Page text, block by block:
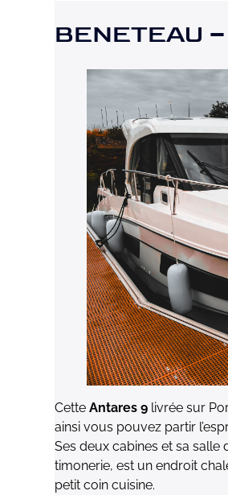
BENETEAU
Cette Antares 9 livrée sur
ainsi vous pouvez partir
Ses deux cabines et sa
timonerie, est un endroit
petit coin cuisine.